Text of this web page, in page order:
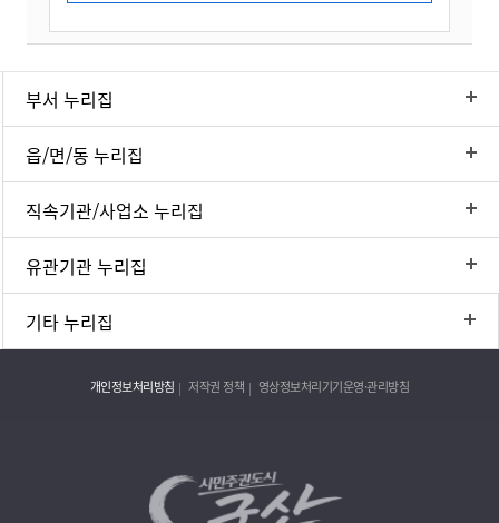
부서 누리집
읍/면/동 누리집
직속기관/사업소 누리집
유관기관 누리집
기타 누리집
개인정보처리방침 저작권 정책 영상정보처리기기운영·관리방침